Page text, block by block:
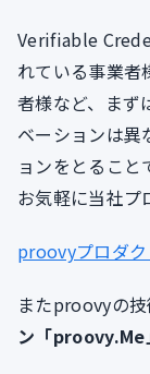
Verifiable
れている事業者
者様など、まず
ベーションは異
ョンをとること
お気軽に当社プ
proovyプロダ
またproovyの
ン「proovy.Me